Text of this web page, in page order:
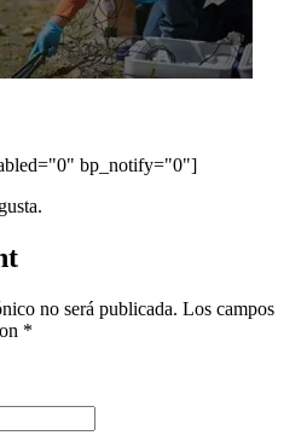
bp_notify="0"]
no será publicada. Los campos
*